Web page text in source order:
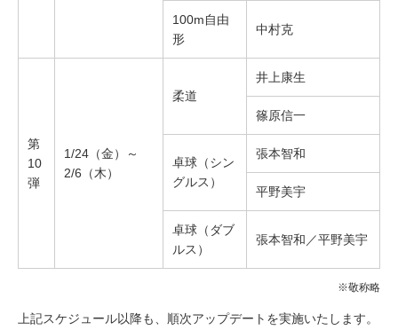
100m自由
形
中村克
第
10
弾
1/24（金）～
2/6（木）
柔道
井上康生
篠原信一
卓球（シン
グルス）
張本智和
平野美宇
卓球（ダブ
ルス）
張本智和／平野美宇
※敬称略
上記スケジュール以降も、順次アップデートを実施いたします。